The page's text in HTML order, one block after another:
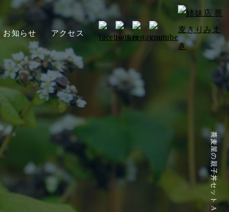
お知らせ アクセス
蕎麦屋の親子丼セット A